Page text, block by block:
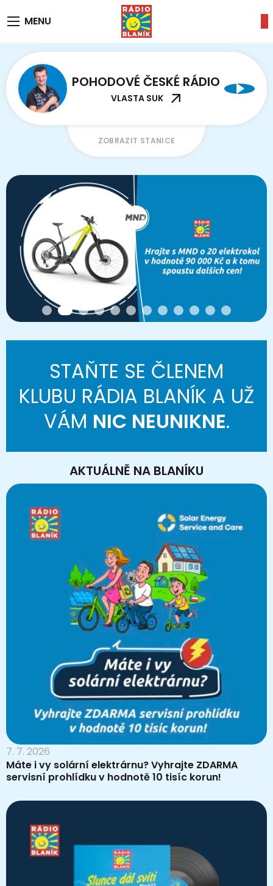
MENU
POHODOVÉ ČESKÉ RÁDIO
VLASTA SUK
ČESKÝ BLANÍK
České písničky, které máte rádi
ZOBRAZIT STANICE
STAŇTE SE ČLENEM
KLUBU RÁDIA BLANÍK A UŽ
VÁM NIC NEUNIKNE.
AKTUÁLNĚ NA BLANÍKU
7. 7. 2026
Máte i vy solární elektrárnu? Vyhrajte ZDARMA
servisní prohlídku v hodnotě 10 tisíc korun!